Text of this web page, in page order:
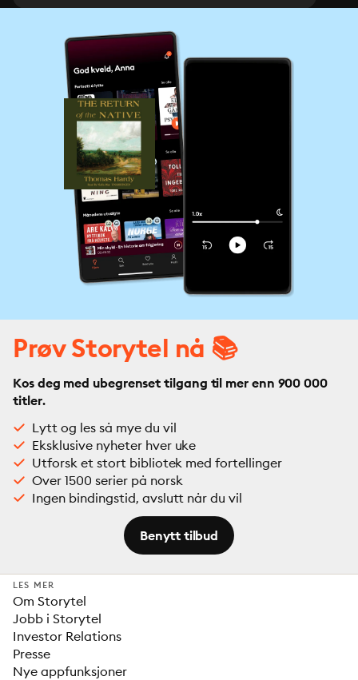
Prøv Storytel nå 📚
Kos deg med ubegrenset tilgang til mer enn 900 000
titler.
Lytt og les så mye du vil
Eksklusive nyheter hver uke
Utforsk et stort bibliotek med fortellinger
Over 1500 serier på norsk
Ingen bindingstid, avslutt når du vil
Benytt tilbud
LES MER
Om Storytel
Jobb i Storytel
Investor Relations
Presse
Nye appfunksjoner